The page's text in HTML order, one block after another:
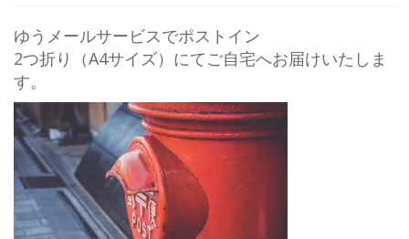
ゆうメールサービスでポストイン
2つ折り（A4サイズ）にてご自宅へお届けいたしま
す。